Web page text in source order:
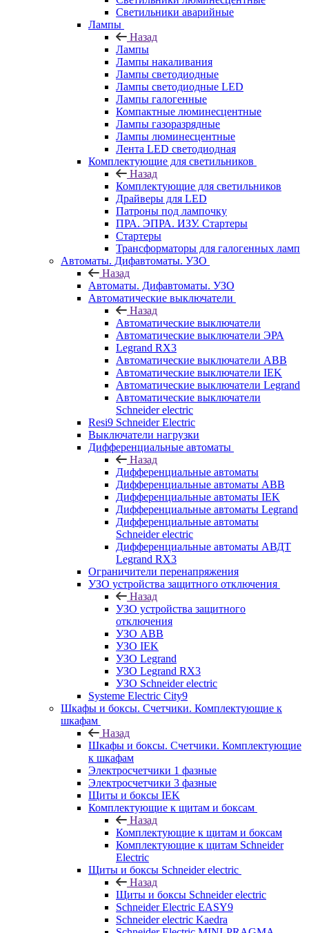
Светильники аварийные
Лампы
Назад
Лампы
Лампы накаливания
Лампы светодиодные
Лампы светодиодные LED
Лампы галогенные
Компактные люминесцентные
Лампы газоразрядные
Лампы люминесцентные
Лента LED светодиодная
Комплектующие для светильников
Назад
Комплектующие для светильников
Драйверы для LED
Патроны под лампочку
ПРА. ЭПРА. ИЗУ. Стартеры
Стартеры
Трансформаторы для галогенных ламп
Автоматы. Дифавтоматы. УЗО
Назад
Автоматы. Дифавтоматы. УЗО
Автоматические выключатели
Назад
Автоматические выключатели
Автоматические выключатели ЭРА
Legrand RX3
Автоматические выключатели ABB
Автоматические выключатели IEK
Автоматические выключатели Legrand
Автоматические выключатели
Schneider electric
Resi9 Schneider Electric
Выключатели нагрузки
Дифференциальные автоматы
Назад
Дифференциальные автоматы
Дифференциальные автоматы ABB
Дифференциальные автоматы IEK
Дифференциальные автоматы Legrand
Дифференциальные автоматы
Schneider electric
Дифференциальные автоматы АВДТ
Legrand RX3
Ограничители перенапряжения
УЗО устройства защитного отключения
Назад
УЗО устройства защитного
отключения
УЗО ABB
УЗО IEK
УЗО Legrand
УЗО Legrand RX3
УЗО Schneider electric
Systeme Electric City9
Шкафы и боксы. Счетчики. Комплектующие к
шкафам
Назад
Шкафы и боксы. Счетчики. Комплектующие
к шкафам
Электросчетчики 1 фазные
Электросчетчики 3 фазные
Щиты и боксы IEK
Комплектующие к щитам и боксам
Назад
Комплектующие к щитам и боксам
Комплектующие к щитам Schneider
Electric
Щиты и боксы Schneider electric
Назад
Щиты и боксы Schneider electric
Schneider Electric EASY9
Schneider electric Kaedra